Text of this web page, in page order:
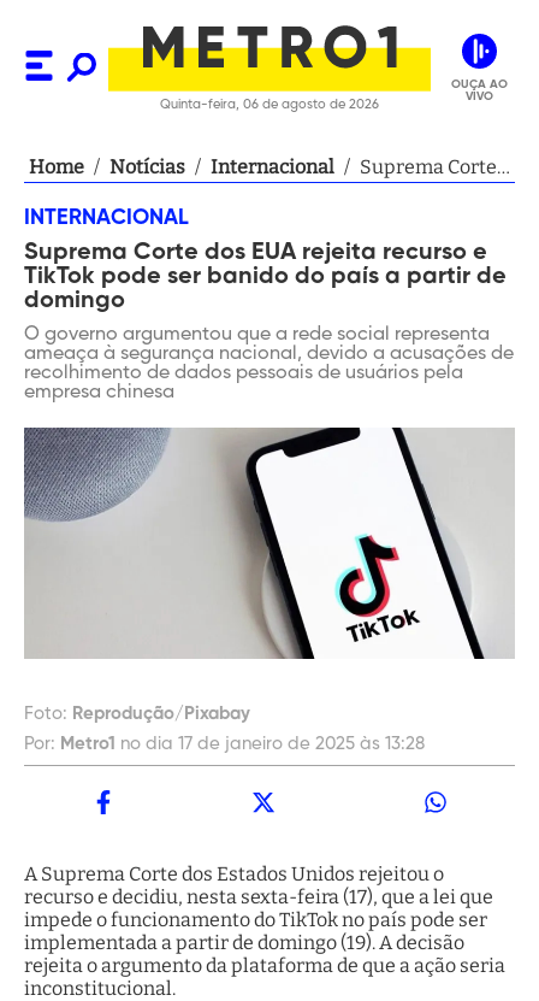
Quinta-feira, 06 de agosto de 2026
OUÇA AO
VIVO
Home / Notícias / Internacional / Suprema Corte
pode ser banido
do país a partir
INTERNACIONAL
Suprema Corte dos EUA rejeita recurso e
TikTok pode ser banido do país a partir de
domingo
O governo argumentou que a rede social representa
ameaça à segurança nacional, devido a acusações de
recolhimento de dados pessoais de usuários pela
empresa chinesa
Foto: Reprodução/Pixabay
Por: Metro1 no dia 17 de janeiro de 2025 às 13:28
A Suprema Corte dos Estados Unidos rejeitou o
recurso e decidiu, nesta sexta-feira (17), que a lei que
impede o funcionamento do TikTok no país pode ser
implementada a partir de domingo (19). A decisão
rejeita o argumento da plataforma de que a ação seria
inconstitucional.